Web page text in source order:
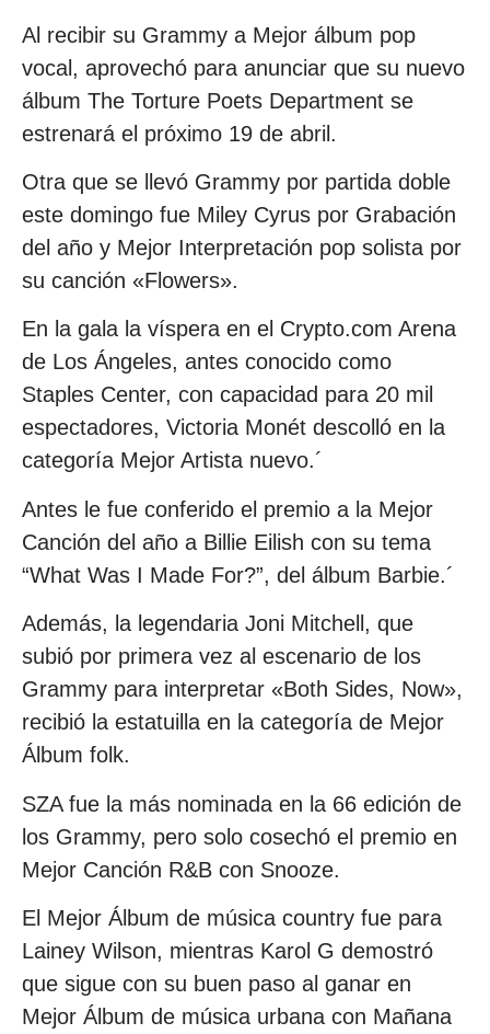
Al recibir su Grammy a Mejor álbum pop
vocal, aprovechó para anunciar que su nuevo
álbum The Torture Poets Department se
estrenará el próximo 19 de abril.
Otra que se llevó Grammy por partida doble
este domingo fue Miley Cyrus por Grabación
del año y Mejor Interpretación pop solista por
su canción «Flowers».
En la gala la víspera en el Crypto.com Arena
de Los Ángeles, antes conocido como
Staples Center, con capacidad para 20 mil
espectadores, Victoria Monét descolló en la
categoría Mejor Artista nuevo.´
Antes le fue conferido el premio a la Mejor
Canción del año a Billie Eilish con su tema
“What Was I Made For?”, del álbum Barbie.´
Además, la legendaria Joni Mitchell, que
subió por primera vez al escenario de los
Grammy para interpretar «Both Sides, Now»,
recibió la estatuilla en la categoría de Mejor
Álbum folk.
SZA fue la más nominada en la 66 edición de
los Grammy, pero solo cosechó el premio en
Mejor Canción R&B con Snooze.
El Mejor Álbum de música country fue para
Lainey Wilson, mientras Karol G demostró
que sigue con su buen paso al ganar en
Mejor Álbum de música urbana con Mañana